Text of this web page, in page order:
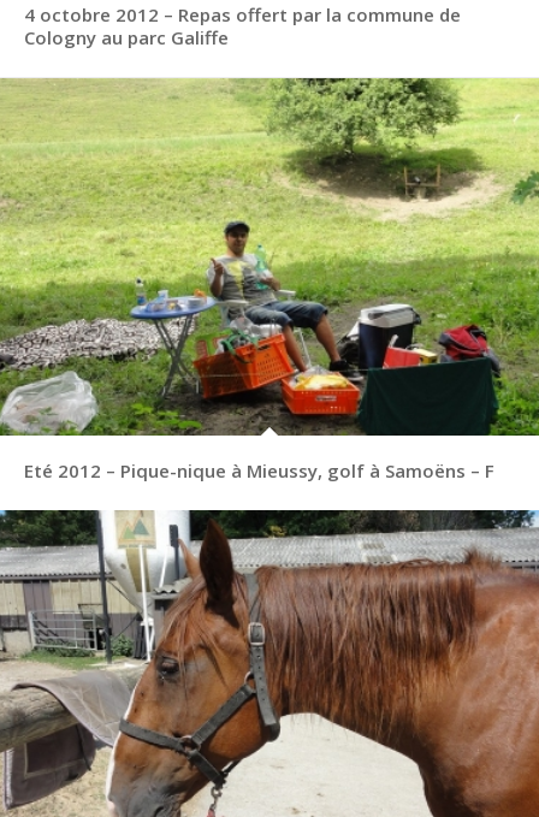
4 octobre 2012 – Repas offert par la commune de
Cologny au parc Galiffe
Eté 2012 – Pique-nique à Mieussy, golf à Samoëns – F